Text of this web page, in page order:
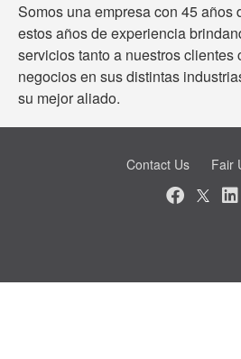
Somos una empresa con 45 años
estos años de experiencia
servicios tanto a nuestros clientes
negocios en sus distintas
su mejor aliado.
Contact Us Fair